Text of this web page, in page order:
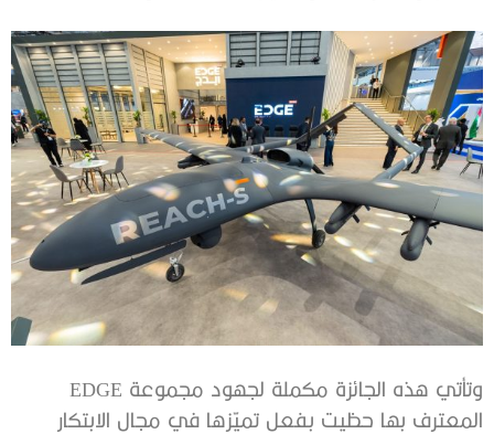
وتأتي هذه الجائزة مكملة لجهود مجموعة EDGE
المعترف بها حظيت بفعل تميّزها في مجال الابتكار